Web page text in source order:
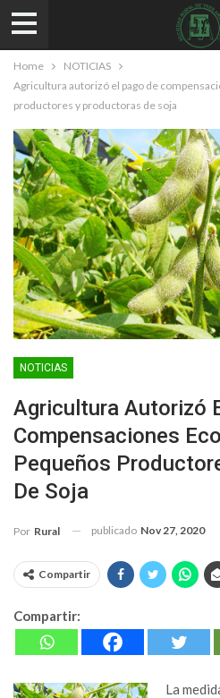
Home
NOTICIAS
Agricultura autorizó el pago de
productores y productoras de soja
NOTICIAS
Agricultura Autorizó
Compensaciones
Pequeños
De Soja
Por Rural publicado Nov 27, 2020
Compartir
Compartir:
La